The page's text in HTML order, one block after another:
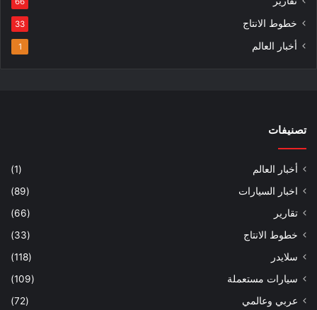
خطوط الانتاج 33
أخبار العالم 1
تصنيفات
أخبار العالم
(1)
اخبار السيارات
(89)
تقارير
(66)
خطوط الانتاج
(33)
سلايدر
(118)
سيارات مستعملة
(109)
عربي وعالمي
(72)